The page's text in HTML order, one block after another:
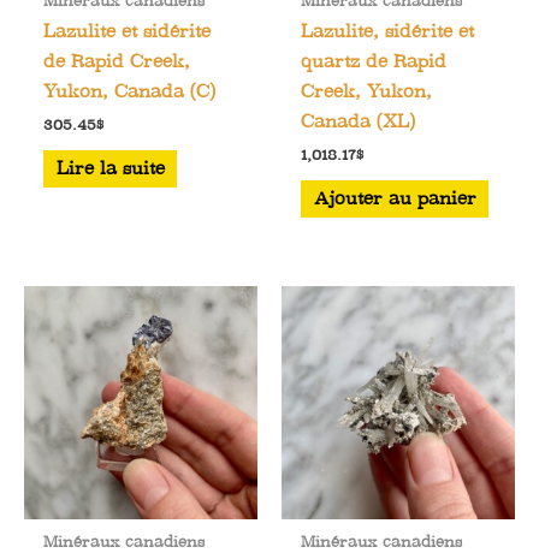
Lazulite et sidérite
de Rapid Creek,
Yukon, Canada (C)
305.45$
Lire la suite
Lazulite, sidérite et
quartz de Rapid
Creek, Yukon,
Canada (XL)
1,018.17$
Ajouter au panier
Minéraux canadiens Minéraux canadiens